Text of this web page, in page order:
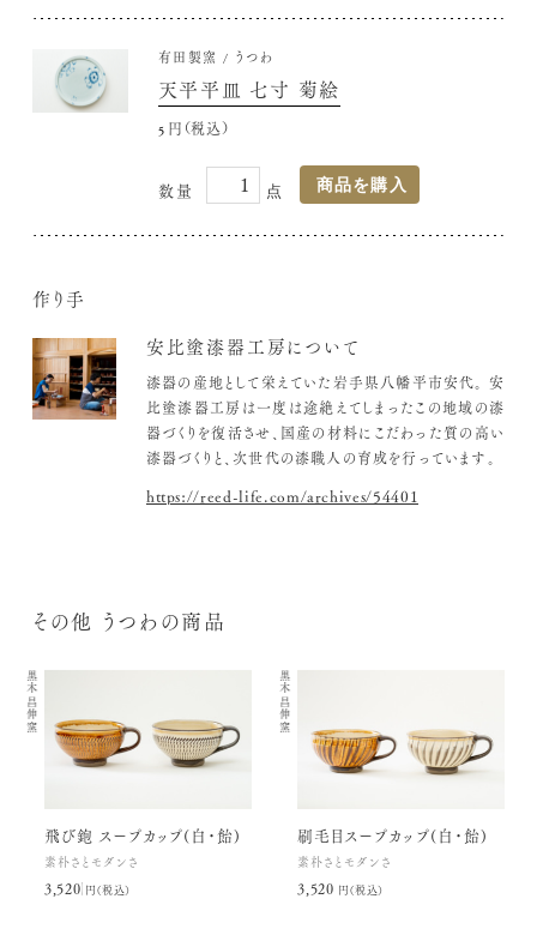
有田製窯 うつわ
天平平皿 七寸 菊絵
5,500円(税込)
作り手
安比塗漆器工房について
漆器の産地として栄えていた岩手県八幡平市安代。 安
比塗漆器工房は一度は途絶えてしまったこの地域の漆
器づくりを復活させ、国産の材料にこだわった質の高い
漆器づくりと、次世代の漆職人の育成を行っています。
https://reed-life.com/archives/54401
その他 うつわの商品
黒木昌伸窯
飛び鉋 スープカップ(白・飴)
素朴さとモダンさ
3,520円(税込)
黒木昌伸窯
刷毛目スープカップ(白・飴)
素朴さとモダンさ
3,520円(税込)